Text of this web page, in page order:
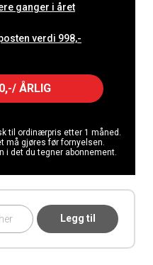
ganger i året
verdi 998,-
ÅRLIG
til ordinærpris etter 1 måned.
må gjøres før fornyelsen.
i det du tegner abonnement.
Legg til